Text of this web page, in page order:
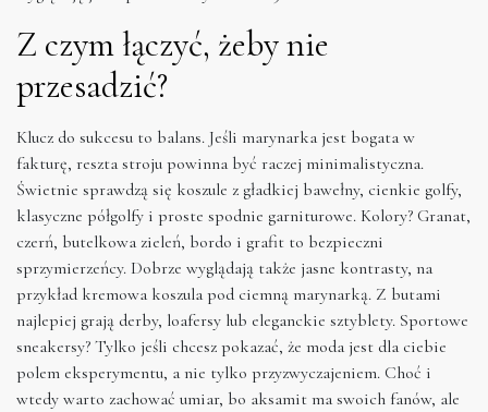
Z czym łączyć, żeby nie
przesadzić?
Klucz do sukcesu to balans. Jeśli marynarka jest bogata w
fakturę, reszta stroju powinna być raczej minimalistyczna.
Świetnie sprawdzą się koszule z gładkiej bawełny, cienkie golfy,
klasyczne półgolfy i proste spodnie garniturowe. Kolory? Granat,
czerń, butelkowa zieleń, bordo i grafit to bezpieczni
sprzymierzeńcy. Dobrze wyglądają także jasne kontrasty, na
przykład kremowa koszula pod ciemną marynarką. Z butami
najlepiej grają derby, loafersy lub eleganckie sztyblety. Sportowe
sneakersy? Tylko jeśli chcesz pokazać, że moda jest dla ciebie
polem eksperymentu, a nie tylko przyzwyczajeniem. Choć i
wtedy warto zachować umiar, bo aksamit ma swoich fanów, ale